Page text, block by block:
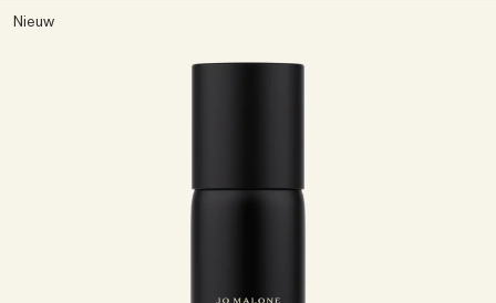
Nieuw